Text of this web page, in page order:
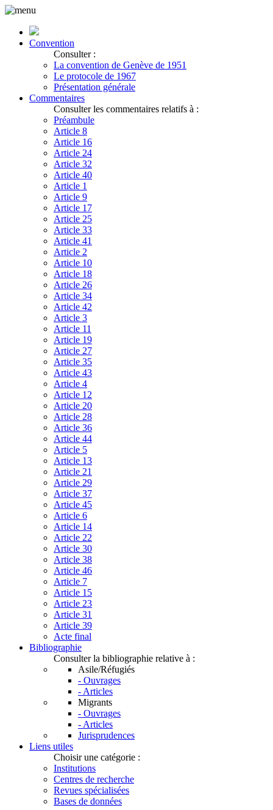
Convention
Consulter :
La convention de Genève de 1951
Le protocole de 1967
Présentation générale
Commentaires
Consulter les commentaires relatifs à :
Préambule
Article 8
Article 16
Article 24
Article 32
Article 40
Article 1
Article 9
Article 17
Article 25
Article 33
Article 41
Article 2
Article 10
Article 18
Article 26
Article 34
Article 42
Article 3
Article 11
Article 19
Article 27
Article 35
Article 43
Article 4
Article 12
Article 20
Article 28
Article 36
Article 44
Article 5
Article 13
Article 21
Article 29
Article 37
Article 45
Article 6
Article 14
Article 22
Article 30
Article 38
Article 46
Article 7
Article 15
Article 23
Article 31
Article 39
Acte final
Bibliographie
Consulter la bibliographie relative à :
Asile/Réfugiés
- Ouvrages
- Articles
Migrants
- Ouvrages
- Articles
Jurisprudences
Liens utiles
Choisir une catégorie :
Institutions
Centres de recherche
Revues spécialisées
Bases de données